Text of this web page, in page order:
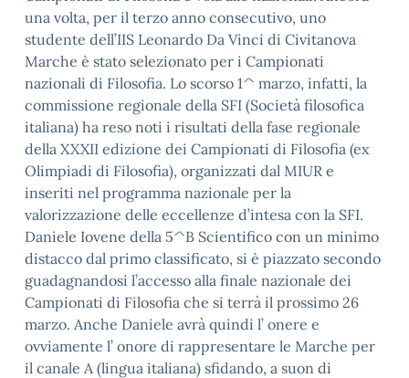
una volta, per il terzo anno consecutivo, uno
studente dell’IIS Leonardo Da Vinci di Civitanova
Marche è stato selezionato per i Campionati
nazionali di Filosofia. Lo scorso 1^ marzo, infatti, la
commissione regionale della SFI (Società filosofica
italiana) ha reso noti i risultati della fase regionale
della XXXII edizione dei Campionati di Filosofia (ex
Olimpiadi di Filosofia), organizzati dal MIUR e
inseriti nel programma nazionale per la
valorizzazione delle eccellenze d’intesa con la SFI.
Daniele Iovene della 5^B Scientifico con un minimo
distacco dal primo classificato, si è piazzato secondo
guadagnandosi l’accesso alla finale nazionale dei
Campionati di Filosofia che si terrà il prossimo 26
marzo. Anche Daniele avrà quindi l’ onere e
ovviamente l’ onore di rappresentare le Marche per
il canale A (lingua italiana) sfidando, a suon di